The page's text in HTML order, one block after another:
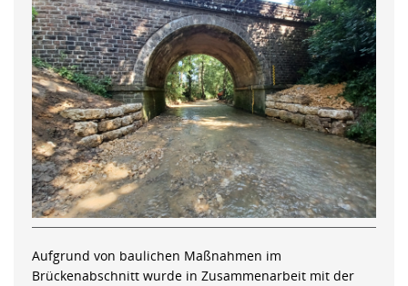
Aufgrund von baulichen Maßnahmen im
Brückenabschnitt wurde in Zusammenarbeit mit der